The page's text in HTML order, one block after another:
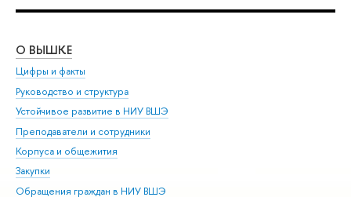
О ВЫШКЕ
Цифры и факты
Руководство и структура
Устойчивое развитие в НИУ ВШЭ
Преподаватели и сотрудники
Корпуса и общежития
Закупки
Обращения граждан в НИУ ВШЭ